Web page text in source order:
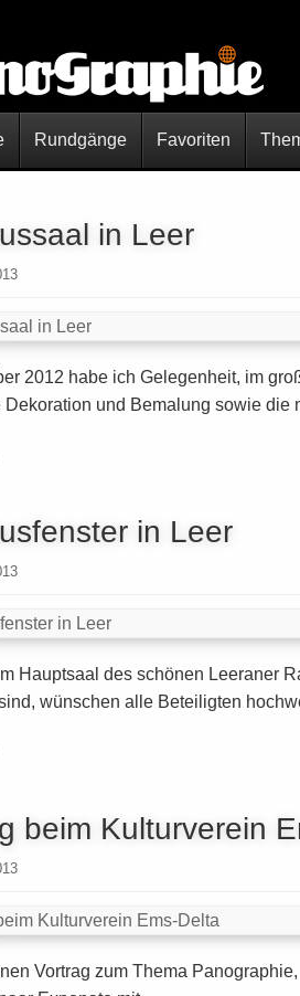
Rundgänge Favoriten
in Leer
2012 habe ich Gelegenheit, im
Dekoration und Bemalung sowie die
in Leer
Hauptsaal des schönen Leeraner
wünschen alle Beteiligten
beim Kulturverein
Vortrag zum Thema